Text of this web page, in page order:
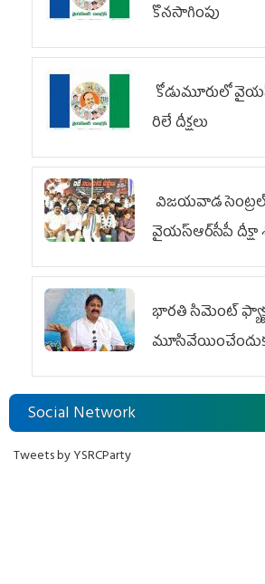
కొనసాగింపు
కోడుమూరులో
రిలే దీక్షలు
విజయవాడ
వైయ‌స్ఆర్‌సీపీ దీక్షా
దుర్మార్గం
భారతి సిమెంట్
కుట్ర
Social Network
Tweets by YSRCParty